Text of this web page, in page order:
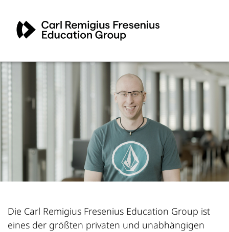
Die Carl Remigius Fresenius Education Group ist
eines der größten privaten und unabhängigen